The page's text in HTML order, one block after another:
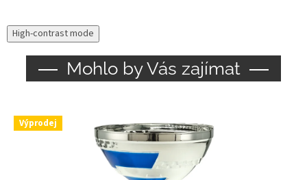
High-contrast mode
Mohlo by Vás zajímat
Výprodej